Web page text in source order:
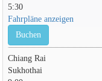
5:30
Fahrpläne anzeigen
Buchen
Chiang Rai
Sukhothai